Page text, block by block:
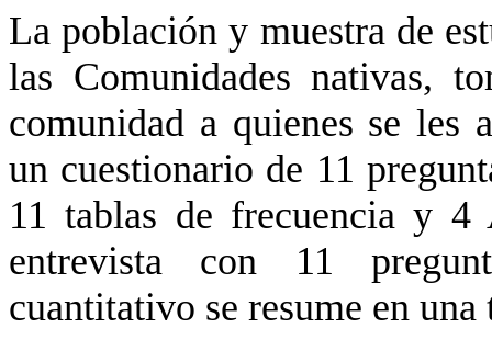
La población y muestra de
las Comunidades nativas,
comunidad a quienes se les
un cuestionario de 11
11 tablas de frecuencia y 4
entrevista con 11
cuantitativo se resume en una